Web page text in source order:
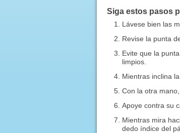
Siga estos pasos
Lávese bien las
Revise la punta
Evite que la
limpios.
Mientras inclina
Con la otra
Apoye contra su
Mientras mira
dedo índice del